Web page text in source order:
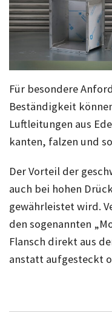
Für besondere
Beständigkeit
Luftleitungen aus
kanten, falzen und
Der Vorteil der
auch bei hohen
gewährleistet wird.
den sogenannten
Flansch direkt aus
anstatt aufgesteckt